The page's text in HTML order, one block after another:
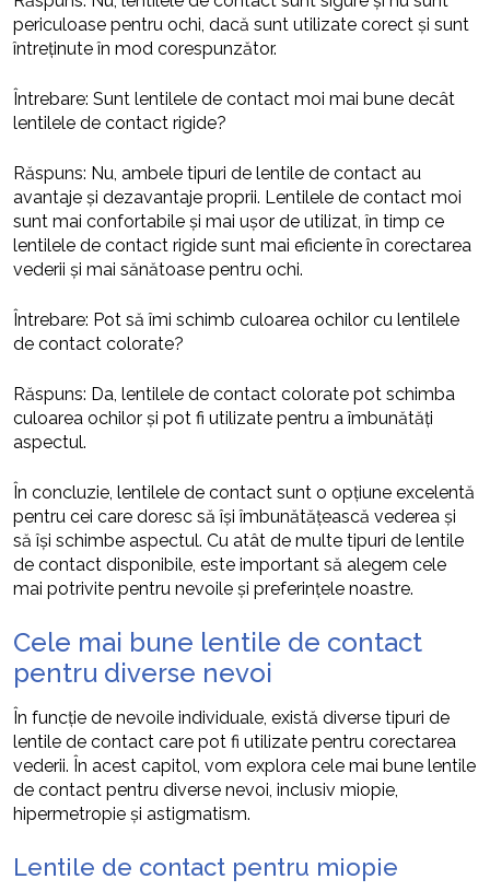
periculoase pentru ochi, dacă sunt utilizate corect și sunt
întreținute în mod corespunzător.
Întrebare: Sunt lentilele de contact moi mai bune decât
lentilele de contact rigide?
Răspuns: Nu, ambele tipuri de lentile de contact au
avantaje și dezavantaje proprii. Lentilele de contact moi
sunt mai confortabile și mai ușor de utilizat, în timp ce
lentilele de contact rigide sunt mai eficiente în corectarea
vederii și mai sănătoase pentru ochi.
Întrebare: Pot să îmi schimb culoarea ochilor cu lentilele
de contact colorate?
Răspuns: Da, lentilele de contact colorate pot schimba
culoarea ochilor și pot fi utilizate pentru a îmbunătăți
aspectul.
În concluzie, lentilele de contact sunt o opțiune excelentă
pentru cei care doresc să își îmbunătățească vederea și
să își schimbe aspectul. Cu atât de multe tipuri de lentile
de contact disponibile, este important să alegem cele
mai potrivite pentru nevoile și preferințele noastre.
Cele mai bune lentile de contact
pentru diverse nevoi
În funcție de nevoile individuale, există diverse tipuri de
lentile de contact care pot fi utilizate pentru corectarea
vederii. În acest capitol, vom explora cele mai bune lentile
de contact pentru diverse nevoi, inclusiv miopie,
hipermetropie și astigmatism.
Lentile de contact pentru miopie